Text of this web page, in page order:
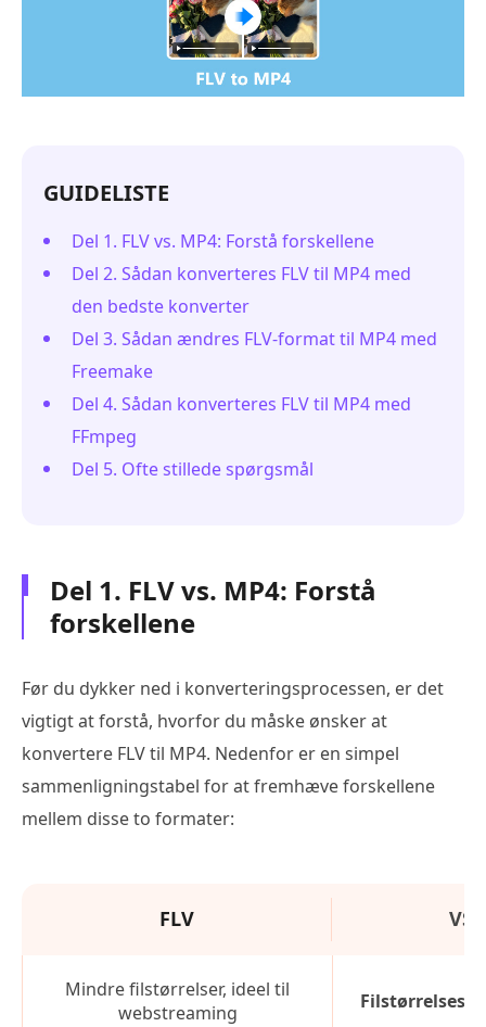
GUIDELISTE
Del 1. FLV vs. MP4: Forstå forskellene
Del 2. Sådan konverteres FLV til MP4 med
den bedste konverter
Del 3. Sådan ændres FLV-format til MP4 med
Freemake
Del 4. Sådan konverteres FLV til MP4 med
FFmpeg
Del 5. Ofte stillede spørgsmål
Del 1. FLV vs. MP4: Forstå
forskellene
Før du dykker ned i konverteringsprocessen, er det
vigtigt at forstå, hvorfor du måske ønsker at
konvertere FLV til MP4. Nedenfor er en simpel
sammenligningstabel for at fremhæve forskellene
mellem disse to formater:
FLV VS
Mindre filstørrelser, ideel til
webstreaming